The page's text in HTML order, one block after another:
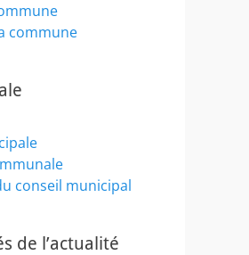
commune
conseil municipal
de l’actualité